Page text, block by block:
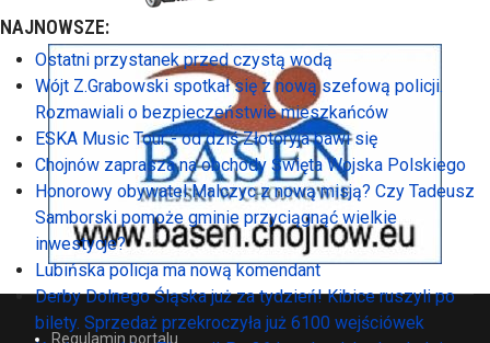
Regulamin portalu
NAJNOWSZE:
Ostatni przystanek przed czystą wodą
Wójt Z.Grabowski spotkał się z nową szefową policji.
Rozmawiali o bezpieczeństwie mieszkańców
ESKA Music Tour - od dziś Złotoryja bawi się
Chojnów zaprasza na obchody Święta Wojska Polskiego
Honorowy obywatel Malczyc z nową misją? Czy Tadeusz
Samborski pomoże gminie przyciągnąć wielkie
inwestycje?
Lubińska policja ma nową komendant
Derby Dolnego Śląska już za tydzień! Kibice ruszyli po
bilety. Sprzedaż przekroczyła już 6100 wejściówek